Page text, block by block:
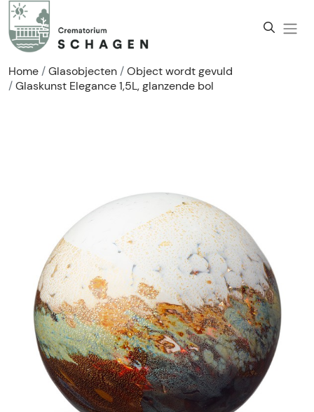
Home Glasobjecten
Object wordt gevuld
Glaskunst Elegance 1,5L, glanzende bol